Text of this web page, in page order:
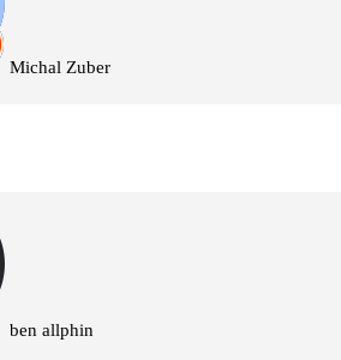
Michal Zuber
ben allphin